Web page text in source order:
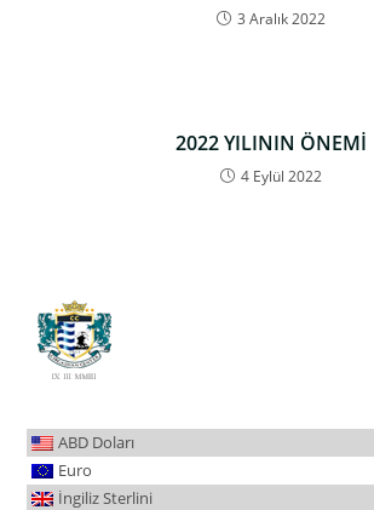
3 Aralık 2022
2022 YILININ ÖNEMİ
4 Eylül 2022
ABD Doları
Euro
İngiliz Sterlini